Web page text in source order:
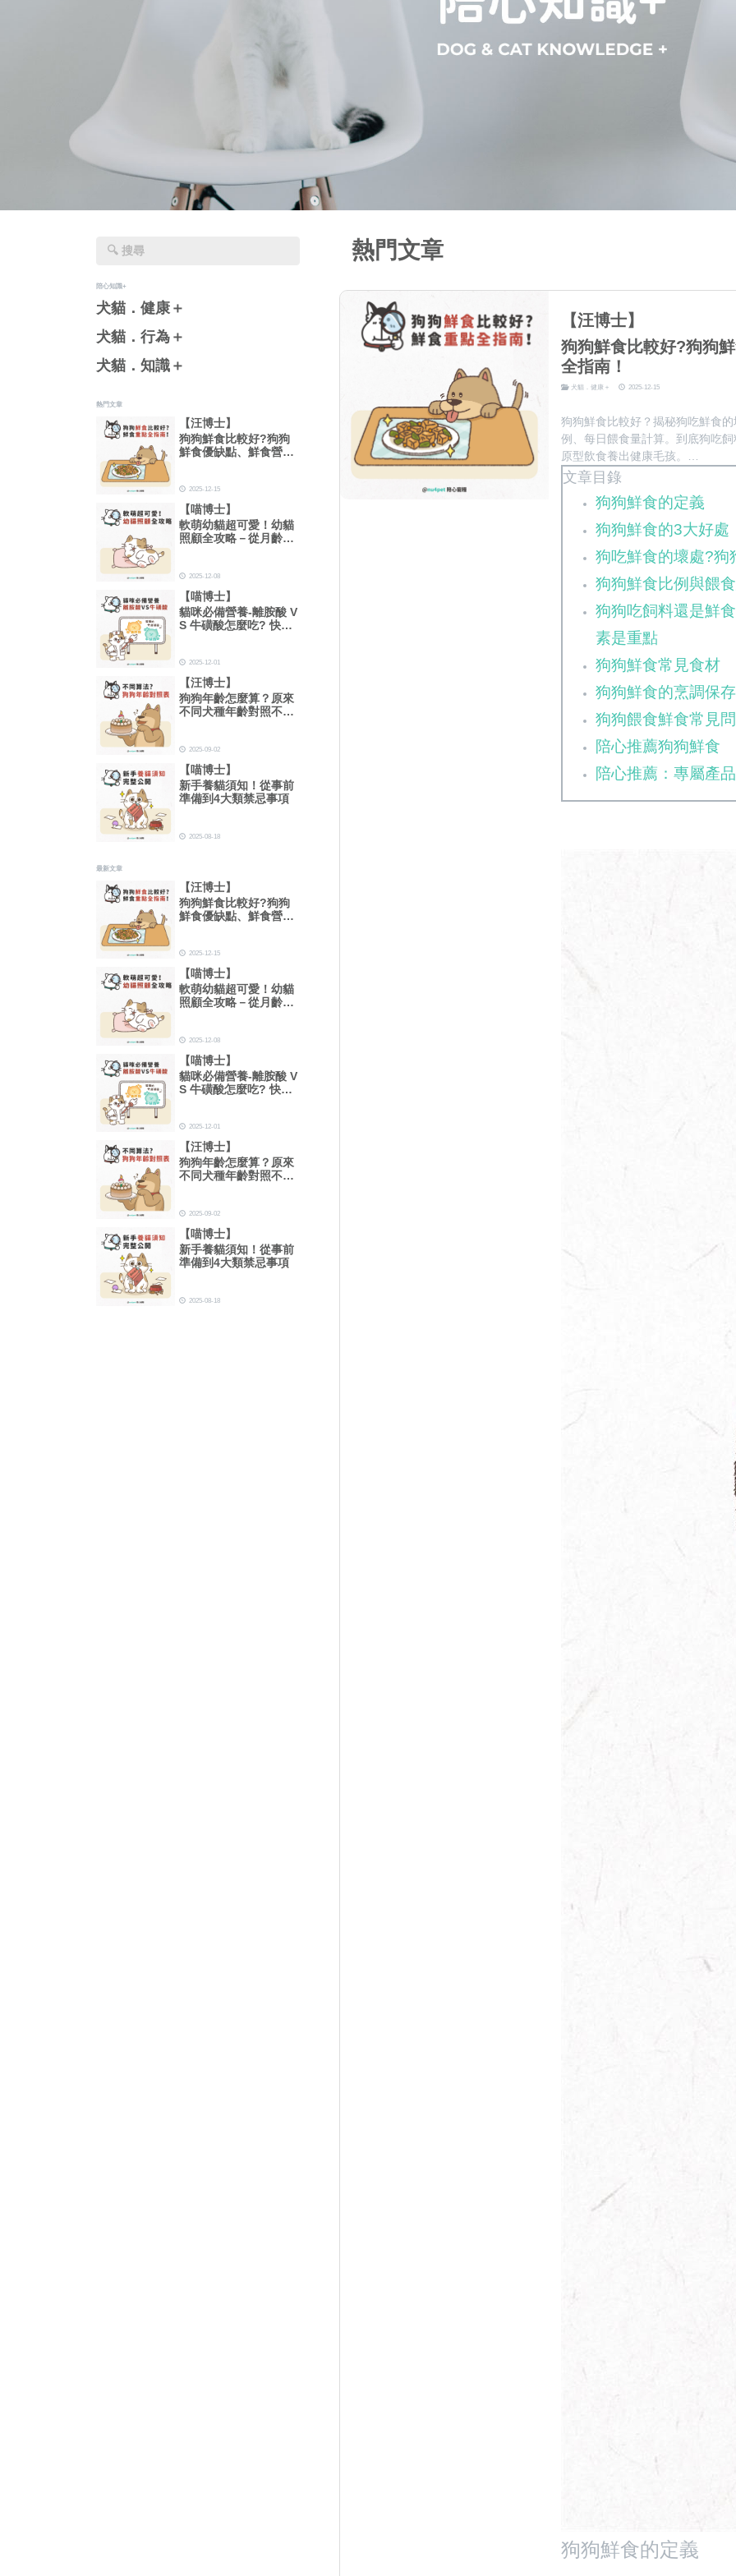
陪心知識+
犬貓．健康＋
犬貓．行為＋
犬貓．知識＋
熱門文章
【汪博士】
狗狗鮮食比較好?狗狗
鮮食優缺點、鮮食營養
2025-12-15
【喵博士】
軟萌幼貓超可愛！幼貓
照顧全攻略－從月齡、
2025-12-08
【喵博士】
貓咪必備營養-離胺酸 V
S 牛磺酸怎麼吃? 快速
2025-12-01
【汪博士】
狗狗年齡怎麼算？原來
不同犬種年齡對照不一
2025-09-02
【喵博士】
新手養貓須知！從事前
準備到4大類禁忌事項
2025-08-18
最新文章
【汪博士】
狗狗鮮食比較好?狗狗
鮮食優缺點、鮮食營養
2025-12-15
【喵博士】
軟萌幼貓超可愛！幼貓
照顧全攻略－從月齡、
2025-12-08
【喵博士】
貓咪必備營養-離胺酸 V
S 牛磺酸怎麼吃? 快速
2025-12-01
【汪博士】
狗狗年齡怎麼算？原來
不同犬種年齡對照不一
2025-09-02
【喵博士】
新手養貓須知！從事前
準備到4大類禁忌事項
2025-08-18
熱門文章
【汪博士】
狗狗鮮食比較好?狗狗
全指南！
犬貓．健康＋ 2025-12-15
狗狗鮮食比較好？揭秘狗吃鮮食
例、每日餵食量計算。到底狗吃
原型飲食養出健康毛孩。
文章目錄
狗狗鮮食的定義
狗狗鮮食的3大好處
狗吃鮮食的壞處?狗
狗狗鮮食比例與餵
狗狗吃飼料還是鮮
素是重點
狗狗鮮食常見食材
狗狗鮮食的烹調保
狗狗餵食鮮食常見
陪心推薦狗狗鮮食
陪心推薦：專屬產品
狗狗鮮食的定義